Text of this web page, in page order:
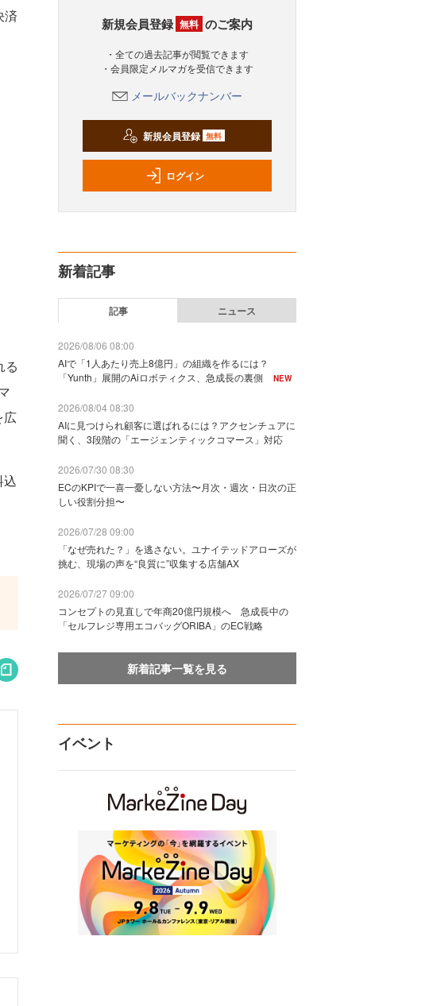
済
る
広
新規会員登録 無料 のご案内
・全ての過去記事が閲覧できます
・会員限定メルマガを受信できます
メールバックナンバー
新規会員登録 無料
ログイン
新着記事
記事 ニュース
2026/08/06 08:00
AIで「1人あたり売上8億円」の組織を作るには？
「Yunth」展開のAiロボティクス、急成長の裏側
NEW
2026/08/04 08:30
AIに見つけられ顧客に選ばれるには？アクセンチュアに
聞く、3段階の「エージェンティックコマース」対応
2026/07/30 08:30
ECのKPIで一喜一憂しない方法〜月次・週次・日次の正
しい役割分担〜
2026/07/28 09:00
「なぜ売れた？」を逃さない。ユナイテッドアローズが
挑む、現場の声を“良質に”収集する店舗AX
2026/07/27 09:00
コンセプトの見直しで年商20億円規模へ 急成長中の
「セルフレジ専用エコバッグORIBA」のEC戦略
新着記事一覧を見る
イベント